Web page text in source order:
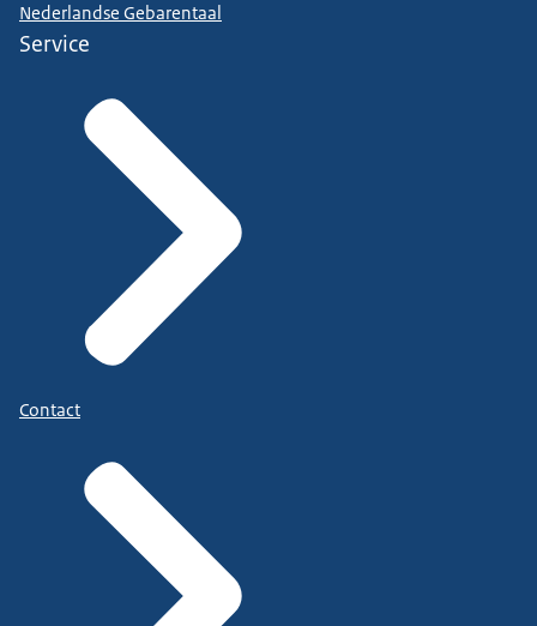
Nederlandse Gebarentaal
Service
Contact